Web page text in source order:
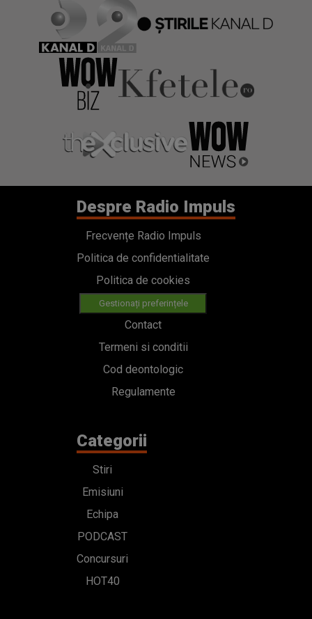
Despre Radio Impuls
Frecvențe Radio Impuls
Politica de confidentialitate
Politica de cookies
Gestionați preferințele
Contact
Termeni si conditii
Cod deontologic
Regulamente
Categorii
Stiri
Emisiuni
Echipa
PODCAST
Concursuri
HOT40